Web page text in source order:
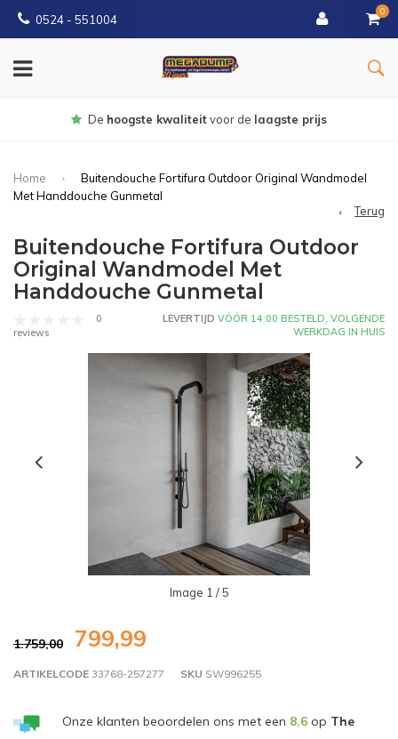
0524 - 551004
0
Gratisbezorgd vanaf €150
Home
Buitendouche Fortifura Outdoor Original Wandmodel
Met Handdouche Gunmetal
Terug
Buitendouche Fortifura Outdoor
Original Wandmodel Met
Handdouche Gunmetal
0
reviews
LEVERTIJD VÓÓR 14:00 BESTELD, VOLGENDE
WERKDAG IN HUIS
Image 1 / 5
1.759,00 799,99
ARTIKELCODE 33768-257277 SKU SW996255
Onze klanten beoordelen ons met een 8,6op The